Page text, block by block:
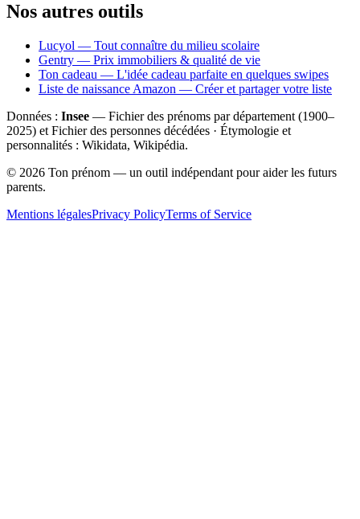
Nos autres outils
Lucyol — Tout connaître du milieu scolaire
Gentry — Prix immobiliers & qualité de vie
Ton cadeau — L'idée cadeau parfaite en quelques swipes
Liste de naissance Amazon — Créer et partager votre liste
Données : Insee — Fichier des prénoms par département (1900–
2025) et Fichier des personnes décédées · Étymologie et
personnalités : Wikidata, Wikipédia.
© 2026 Ton prénom — un outil indépendant pour aider les futurs
parents.
Mentions légalesPrivacy PolicyTerms of Service